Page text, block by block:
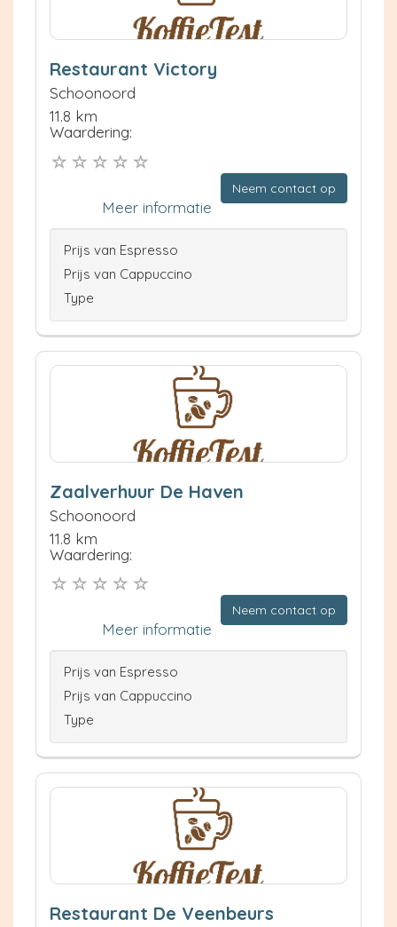
Restaurant Victory
Schoonoord
11.8 km
Waardering:
Neem contact op
Meer informatie
Prijs van Espresso
Prijs van Cappuccino
Type
Zaalverhuur De Haven
Schoonoord
11.8 km
Waardering:
Neem contact op
Meer informatie
Prijs van Espresso
Prijs van Cappuccino
Type
Restaurant De Veenbeurs